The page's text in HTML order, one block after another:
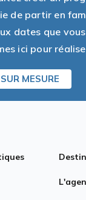
de partir en
dates que
ici pour
MESURE